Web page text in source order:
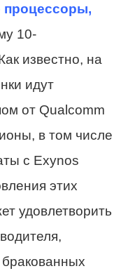
процессоры,
10-
известно, на
идут
от Qualcomm
в том числе
с Exynos
этих
удовлетворить